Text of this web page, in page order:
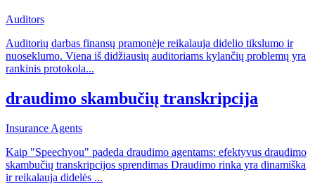
Auditors
Auditorių darbas finansų pramonėje reikalauja didelio tikslumo ir
nuoseklumo. Viena iš didžiausių auditoriams kylančių problemų yra
rankinis protokola...
draudimo skambučių transkripcija
Insurance Agents
Kaip "Speechyou" padeda draudimo agentams: efektyvus draudimo
skambučių transkripcijos sprendimas Draudimo rinka yra dinamiška
ir reikalauja didelės ...